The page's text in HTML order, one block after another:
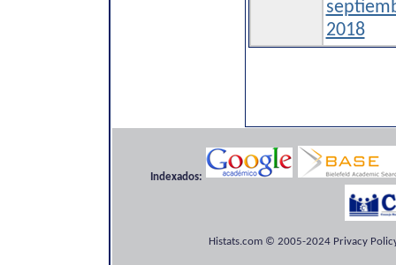
2018
Indexados:
Histats.com © 2005-2024 Privacy